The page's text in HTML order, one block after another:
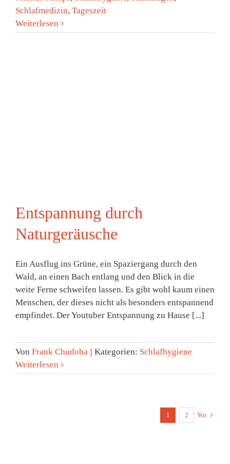
Schlafmedizin, Tageszeit
Weiterlesen
Entspannung durch
Naturgeräusche
Ein Ausflug ins Grüne, ein Spaziergang durch den
Wald, an einen Bach entlang und den Blick in die
weite Ferne schweifen lassen. Es gibt wohl kaum einen
Menschen, der dieses nicht als besonders entspannend
empfindet. Der Youtuber Entspannung zu Hause [...]
Von Frank Chudoba | Kategorien: Schlafhygiene
Weiterlesen
1 2 Vor